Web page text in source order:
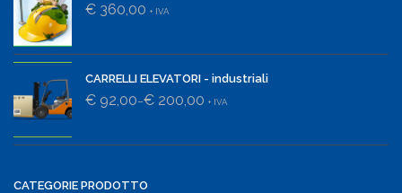
€ 360,00 + IVA
CARRELLI ELEVATORI - industriali
€ 92,00–€ 200,00 + IVA
CATEGORIE PRODOTTO